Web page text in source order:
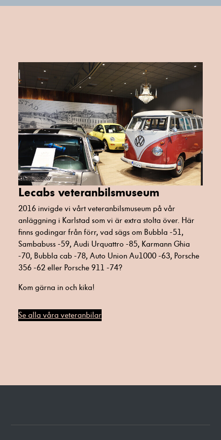
Lecabs veteranbilsmuseum
2016 invigde vi vårt veteranbilsmuseum på vår
anläggning i Karlstad som vi är extra stolta över. Här
finns godingar från förr, vad sägs om Bubbla -51,
Sambabuss -59, Audi Urquattro -85, Karmann Ghia
-70, Bubbla cab -78, Auto Union Au1000 -63, Porsche
356 -62 eller Porsche 911 -74?
Kom gärna in och kika!
Se alla våra veteranbilar